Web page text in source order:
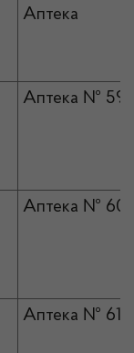
Аптека
Аптека № 59
Аптека № 60
Аптека № 61